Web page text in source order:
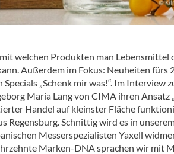
welchen Produkten man Lebensmittel
Außerdem im Fokus: Neuheiten fürs
„Schenk mir was!“. Im Interview
Maria Lang von CIMA ihren Ansatz
Handel auf kleinster Fläche
Regensburg. Schnittig wird es in
Messerspezialisten Yaxell
Marken-DNA sprachen wir mit